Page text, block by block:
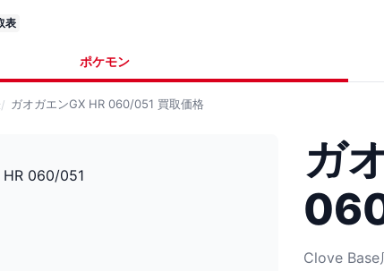
表
ポケモン
ガオガエンGX HR 060/051 買取価格
ガ
Clove Base